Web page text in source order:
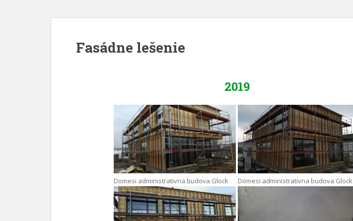
Fasádne lešenie
2019
Domesi administrativna budova Glock Domesi administrativna budova Glock